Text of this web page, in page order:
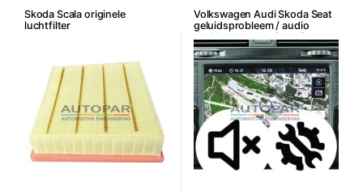
Skoda Scala originele
luchtfilter
Volkswagen Audi Skoda Seat
geluidsprobleem / audio
probleem reparatie radio